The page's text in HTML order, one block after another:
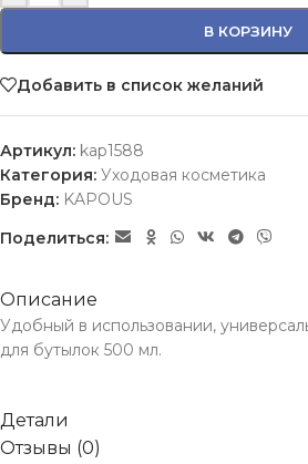
В КОРЗИНУ
Добавить в список желаний
Артикул: kap1588
Категория: Уходовая косметика
Бренд: KAPOUS
Поделиться:
Описание
Удобный в использовании,
для бутылок 500 мл.
Детали
Отзывы (0)